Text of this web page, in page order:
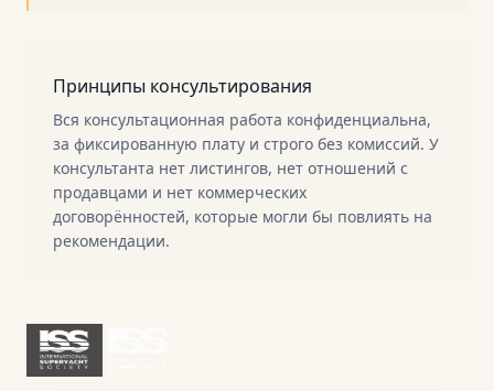
Принципы консультирования
Вся консультационная работа конфиденциальна,
за фиксированную плату и строго без комиссий. У
консультанта нет листингов, нет отношений с
продавцами и нет коммерческих
договорённостей, которые могли бы повлиять на
рекомендации.